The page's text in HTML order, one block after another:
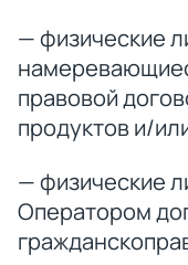
— физические
правовой
продуктов и/
— физические
Оператором